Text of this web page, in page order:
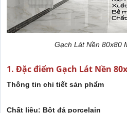
Gạch Lát Nền 80x80
1. Đặc điểm Gạch Lát Nền
Thông tin chi
Chất liệu: Bột đá porcelain